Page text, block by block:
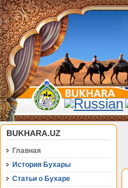
BUKHARA.UZ
Главная
История Бухары
Статьи о Бухаре